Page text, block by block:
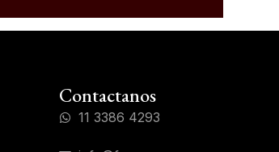
Contactanos
11 3386 4293